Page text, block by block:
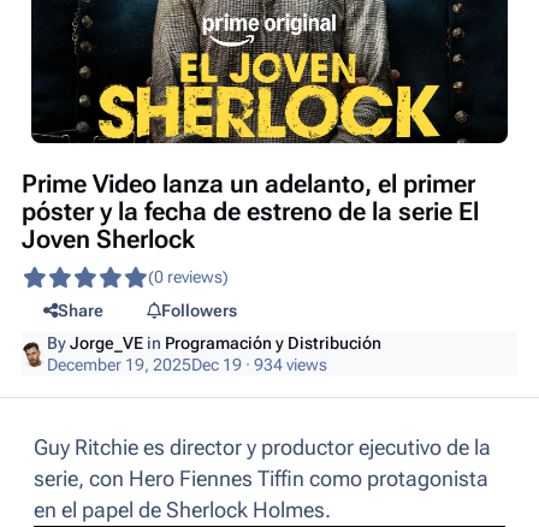
Prime Video lanza un adelanto, el primer
póster y la fecha de estreno de la serie El
Joven Sherlock
(0 reviews)
Share
Followers
ByJorge_VE in Programación y Distribución
December 19, 2025Dec 19 · 934 views
Guy Ritchie es director y productor ejecutivo de la
serie, con Hero Fiennes Tiffin como protagonista
en el papel de Sherlock Holmes.